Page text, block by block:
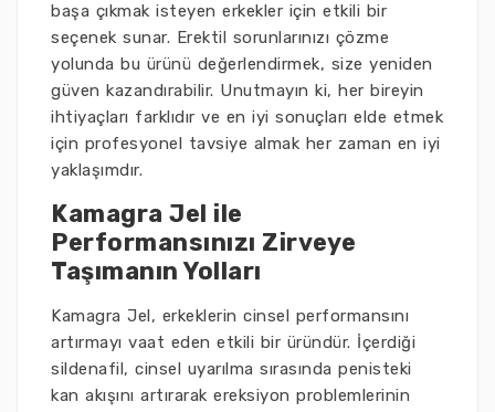
başa çıkmak isteyen erkekler için etkili bir
seçenek sunar. Erektil sorunlarınızı çözme
yolunda bu ürünü değerlendirmek, size yeniden
güven kazandırabilir. Unutmayın ki, her bireyin
ihtiyaçları farklıdır ve en iyi sonuçları elde etmek
için profesyonel tavsiye almak her zaman en iyi
yaklaşımdır.
Kamagra Jel ile
Performansınızı Zirveye
Taşımanın Yolları
Kamagra Jel, erkeklerin cinsel performansını
artırmayı vaat eden etkili bir üründür. İçerdiği
sildenafil, cinsel uyarılma sırasında penisteki
kan akışını artırarak ereksiyon problemlerinin